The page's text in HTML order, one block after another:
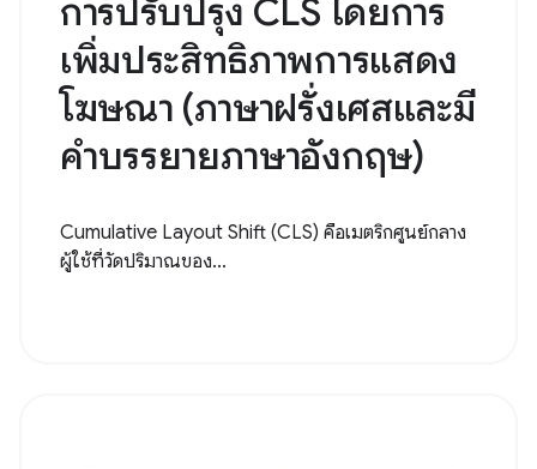
การปรับปรุง CLS โดยการ
เพิ่มประสิทธิภาพการแสดง
โฆษณา (ภาษาฝรั่งเศสและมี
คำบรรยายภาษาอังกฤษ)
Cumulative Layout Shift (CLS) คือเมตริกศูนย์กลาง
ผู้ใช้ที่วัดปริมาณของ...